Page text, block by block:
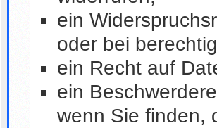
ein
oder bei
ein Recht auf
ein
wenn Sie finden,